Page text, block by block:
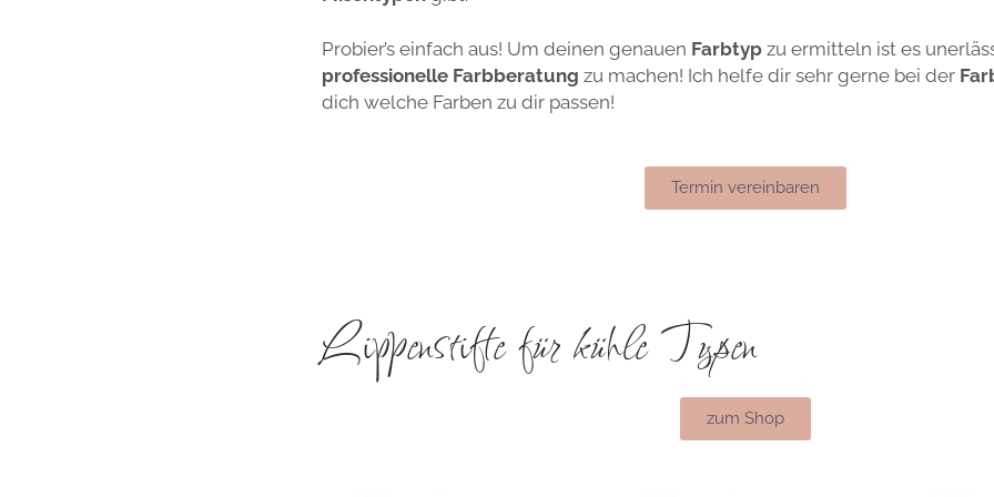
Probier’s einfach aus! Um deinen genauen Farbtyp zu ermitteln ist es
professionelle Farbberatung zu machen! Ich helfe dir sehr gerne bei der
dich welche Farben zu dir passen!
Termin vereinbaren
Lippenstifte für kühle Typen
zum Shop